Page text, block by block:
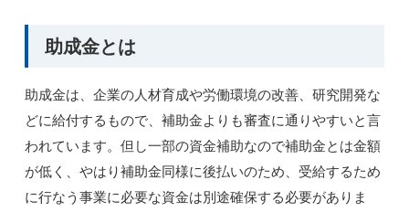
助成金とは
助成金は、企業の人材育成や労働環境の改善、研究開発な
どに給付するもので、補助金よりも審査に通りやすいと言
われています。但し一部の資金補助なので補助金とは金額
が低く、やはり補助金同様に後払いのため、受給するため
に行なう事業に必要な資金は別途確保する必要がありま